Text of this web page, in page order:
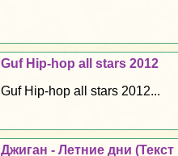
Guf Hip-hop all stars 2012
Guf Hip-hop all stars 2012...
Джиган - Летние дни